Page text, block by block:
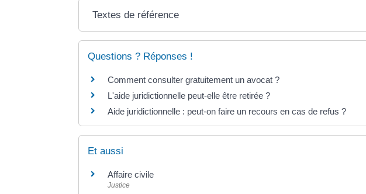
Textes de référence
Questions ? Réponses !
Comment consulter gratuitement un avocat ?
L'aide juridictionnelle peut-elle être retirée ?
Aide juridictionnelle : peut-on faire un recours en cas de refus ?
Et aussi
Affaire civile
Justice